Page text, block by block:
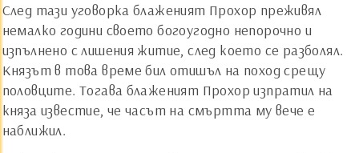
След тази уговорка блаженият Прохор преживял
немалко години своето богоугодно непорочно и
изпълнено с лишения житие, след което се разболял.
Князът в това време бил отишъл на поход срещу
половците. Тогава блаженият Прохор изпратил на
княза известие, че часът на смъртта му вече е
наближил.